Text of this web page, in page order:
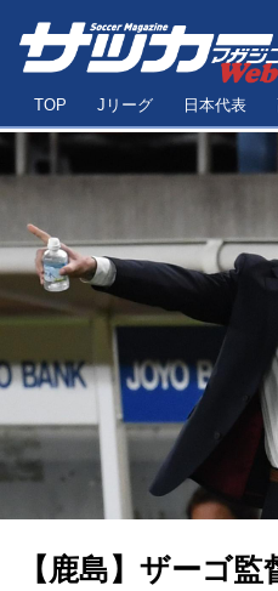
TOP Jリーグ 日本代表
【鹿島】ザーゴ